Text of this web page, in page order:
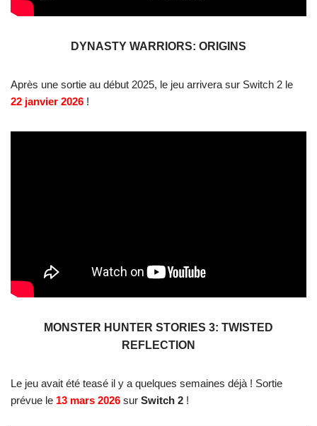
DYNASTY WARRIORS: ORIGINS
Après une sortie au début 2025, le jeu arrivera sur Switch 2 le
22 janvier 2026 !
MONSTER HUNTER STORIES 3: TWISTED
REFLECTION
Le jeu avait été teasé il y a quelques semaines déjà ! Sortie
prévue le 13 mars 2026 sur Switch 2 !